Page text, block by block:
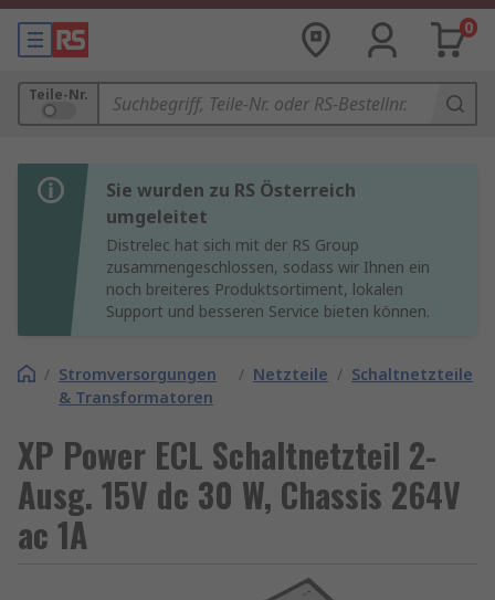
0
Teile-Nr.
Sie wurden zu RS Österreich
umgeleitet
Distrelec hat sich mit der RS Group
zusammengeschlossen, sodass wir Ihnen ein
noch breiteres Produktsortiment, lokalen
Support und besseren Service bieten können.
/ Stromversorgungen
& Transformatoren
/ Netzteile / Schaltnetzteile
XP Power ECL Schaltnetzteil 2-
Ausg. 15V dc 30 W, Chassis 264V
ac 1A